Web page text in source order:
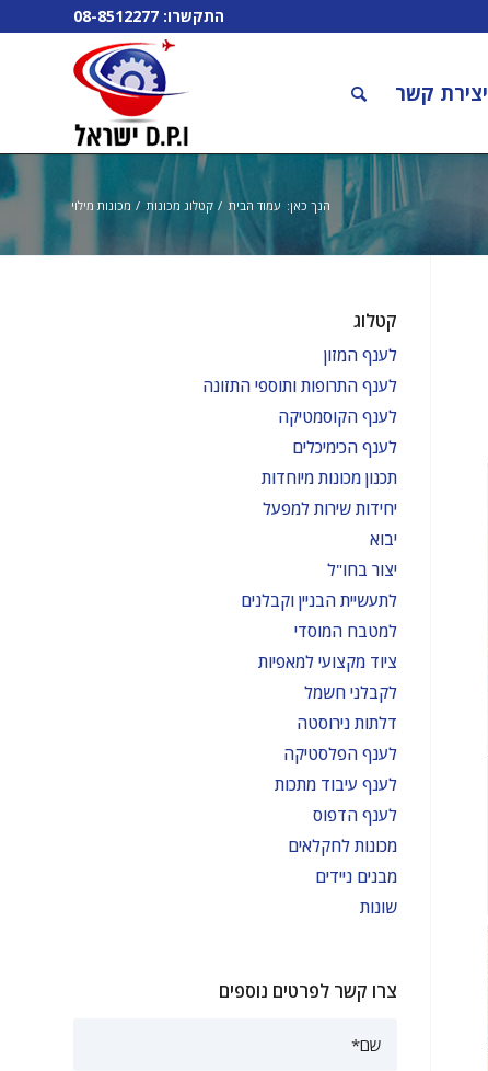
התקשרו: 08-8512277
יצירת קשר
הנך כאן: עמוד הבית / קטלוג מכונות / מכונות מילוי
קטלוג
לענף המזון
לענף התרופות ותוספי התזונה
לענף הקוסמטיקה
לענף הכימיכלים
תכנון מכונות מיוחדות
יחידות שירות למפעל
יבוא
יצור בחו"ל
לתעשיית הבניין וקבלנים
למטבח המוסדי
ציוד מקצועי למאפיות
לקבלני חשמל
דלתות נירוסטה
לענף הפלסטיקה
לענף עיבוד מתכות
לענף הדפוס
מכונות לחקלאים
מבנים ניידים
שונות
צרו קשר לפרטים נוספים